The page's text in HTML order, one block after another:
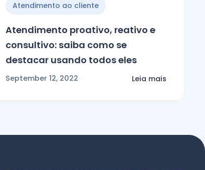
Atendimento ao cliente
Atendimento proativo, reativo e
consultivo: saiba como se
destacar usando todos eles
September 12, 2022 Leia mais